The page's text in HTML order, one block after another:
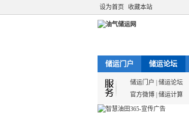
设为首页 收藏本站
储运门户 储运论坛
储运门户 储运论坛
官方微博 储运计算